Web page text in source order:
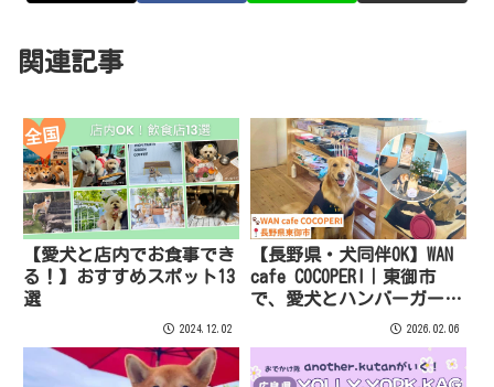
関連記事
【愛犬と店内でお食事でき
る！】おすすめスポット13
選
2024.12.02
【長野県・犬同伴OK】WAN
cafe COCOPERI｜東御市
で、愛犬とハンバーガーバ
イキングを楽しめるペット
同伴カフェ
2026.02.06